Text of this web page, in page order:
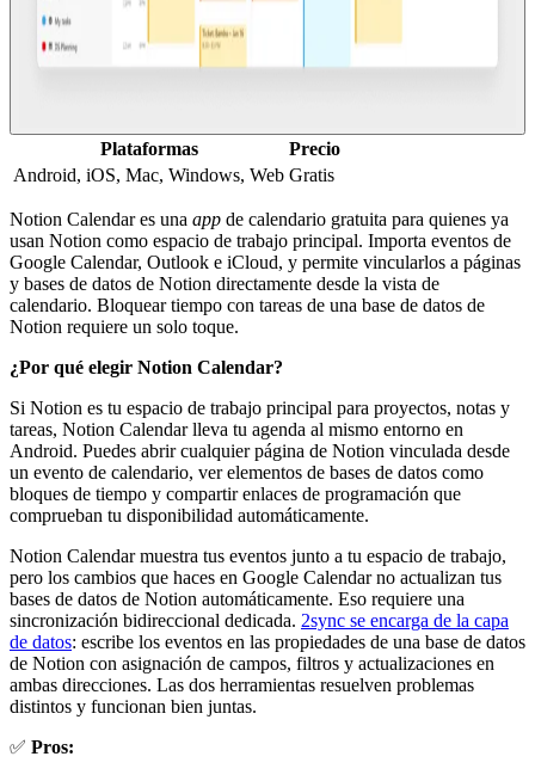
Plataformas
Precio
Android, iOS, Mac, Windows, Web Gratis
Notion Calendar es una app de calendario gratuita para quienes ya
usan Notion como espacio de trabajo principal. Importa eventos de
Google Calendar, Outlook e iCloud, y permite vincularlos a páginas
y bases de datos de Notion directamente desde la vista de
calendario. Bloquear tiempo con tareas de una base de datos de
Notion requiere un solo toque.
¿Por qué elegir Notion Calendar?
Si Notion es tu espacio de trabajo principal para proyectos, notas y
tareas, Notion Calendar lleva tu agenda al mismo entorno en
Android. Puedes abrir cualquier página de Notion vinculada desde
un evento de calendario, ver elementos de bases de datos como
bloques de tiempo y compartir enlaces de programación que
comprueban tu disponibilidad automáticamente.
Notion Calendar muestra tus eventos junto a tu espacio de trabajo,
pero los cambios que haces en Google Calendar no actualizan tus
bases de datos de Notion automáticamente. Eso requiere una
sincronización bidireccional dedicada. 2sync se encarga de la capa
de datos: escribe los eventos en las propiedades de una base de datos
de Notion con asignación de campos, filtros y actualizaciones en
ambas direcciones. Las dos herramientas resuelven problemas
distintos y funcionan bien juntas.
✅ Pros: